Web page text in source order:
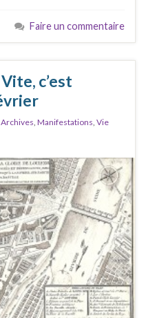
Faire un commentaire
c’est
Archives, Manifestations, Vie